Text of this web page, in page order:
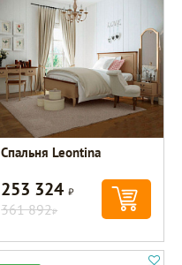
Спальня Leontina
253 324Р
361 892Р